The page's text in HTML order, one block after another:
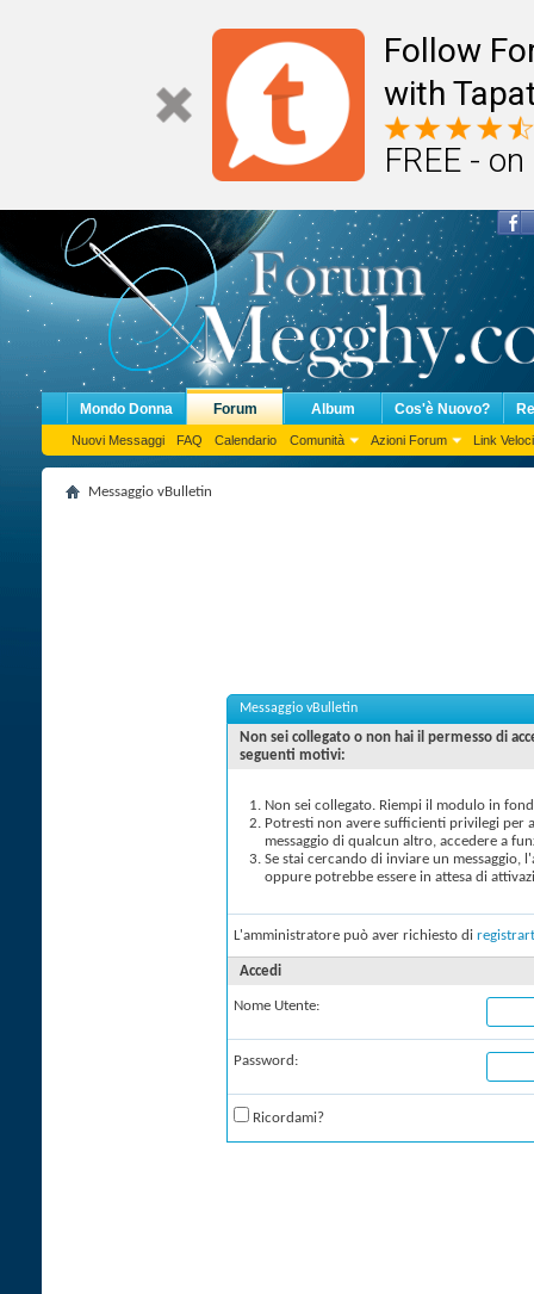
Follow
with
FREE -
Mondo Donna Forum
Nuovi Messaggi FAQ Calendario Comunità Azioni Forum Link Veloci
Album Cos'è Nuovo?
Messaggio vBulletin
Messaggio vBulletin
Non sei collegato o non hai il permesso di
seguenti motivi:
Non sei collegato. Riempi il modulo in
Potresti non avere sufficienti privilegi per
messaggio di qualcun altro, accedere a
Se stai cercando di inviare un
oppure potrebbe essere in attesa di
L'amministratore può aver richiesto di
Accedi
Nome Utente:
Password:
Ricordami?